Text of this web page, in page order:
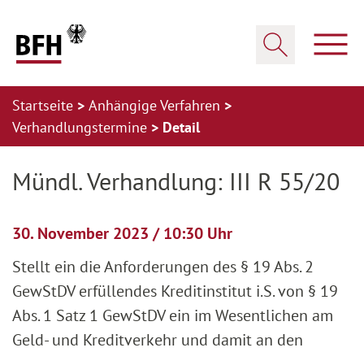
Startseite
Anhängige Verfahren
Verhandlungstermine
Detail
Mündl. Verhandlung: III R 55/20
30. November 2023 / 10:30 Uhr
Stellt ein die Anforderungen des § 19 Abs. 2
GewStDV erfüllendes Kreditinstitut i.S. von § 19
Abs. 1 Satz 1 GewStDV ein im Wesentlichen am
Geld- und Kreditverkehr und damit an den